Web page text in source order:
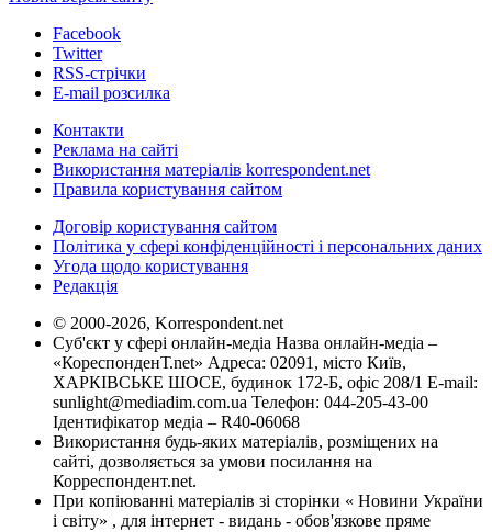
Facebook
Twitter
RSS-стрічки
E-mail розсилка
Контакти
Реклама на сайті
Використання матеріалів korrespondent.net
Правила користування сайтом
Договір користування сайтом
Політика у сфері конфіденційності і персональних даних
Угода щодо користування
Редакція
© 2000-2026, Korrespondent.net
Суб'єкт у сфері онлайн-медіа Назва онлайн-медіа –
«КореспонденТ.net» Адреса: 02091, місто Київ,
ХАРКІВСЬКЕ ШОСЕ, будинок 172-Б, офіс 208/1 E-mail:
sunlight@mediadim.com.ua Телефон: 044-205-43-00
Ідентифікатор медіа – R40-06068
Використання будь-яких матеріалів, розміщених на
сайті, дозволяється за умови посилання на
Корреспондент.net.
При копіюванні матеріалів зі сторінки « Новини України
і світу» , для інтернет - видань - обов'язкове пряме